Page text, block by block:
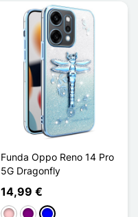
Funda Oppo Reno 14 Pro
5G Dragonfly
14,99 €
RosaPúrpura
Azul